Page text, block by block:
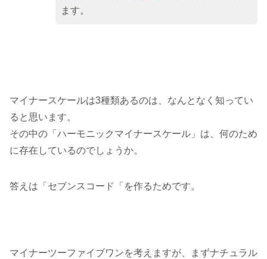
ます。
マイナースケールは3種類あるのは、なんとなく知ってい
ると思います。
その中の「ハーモニックマイナースケール」は、何のため
に存在しているのでしょうか。
答えは「セブンスコード「を作るためです。
マイナーツーファイブワンを考えますが、まずナチュラル